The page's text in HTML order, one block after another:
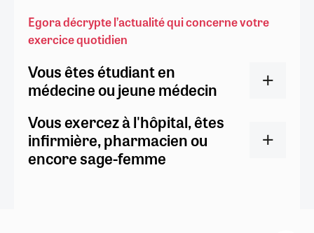
Egora décrypte l’actualité qui concerne votre
exercice quotidien
Vous êtes étudiant en
médecine ou jeune médecin
Vous exercez à l'hôpital, êtes
infirmière, pharmacien ou
encore sage-femme